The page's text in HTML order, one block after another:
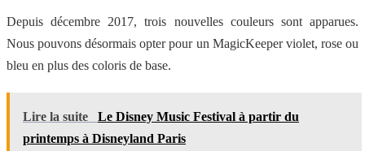
Depuis décembre 2017, trois nouvelles couleurs sont apparues.
Nous pouvons désormais opter pour un MagicKeeper violet, rose ou
bleu en plus des coloris de base.
Lire la suite
Le Disney Music Festival à partir du
printemps à Disneyland Paris